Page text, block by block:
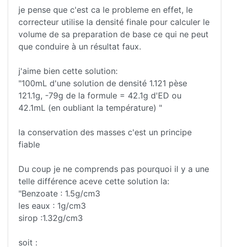
je pense que c'est ca le probleme en effet, le
correcteur utilise la densité finale pour calculer le
volume de sa preparation de base ce qui ne peut
que conduire à un résultat faux.
j'aime bien cette solution:
"100mL d'une solution de densité 1.121 pèse
121.1g, -79g de la formule = 42.1g d'ED ou
42.1mL (en oubliant la température) "
la conservation des masses c'est un principe
fiable
Du coup je ne comprends pas pourquoi il y a une
telle différence aceve cette solution la:
"Benzoate : 1.5g/cm3
les eaux : 1g/cm3
sirop :1.32g/cm3
soit :